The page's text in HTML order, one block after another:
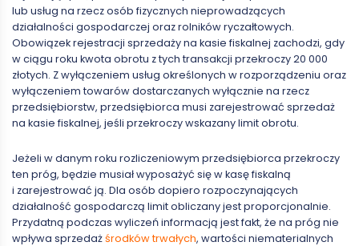
lub usług na rzecz osób fizycznych nieprowadzących
działalności gospodarczej oraz rolników ryczałtowych.
Obowiązek rejestracji sprzedaży na kasie fiskalnej zachodzi, gdy
w ciągu roku kwota obrotu z tych transakcji przekroczy 20 000
złotych. Z wyłączeniem usług określonych w rozporządzeniu oraz
wyłączeniem towarów dostarczanych wyłącznie na rzecz
przedsiębiorstw, przedsiębiorca musi zarejestrować sprzedaż
na kasie fiskalnej, jeśli przekroczy wskazany limit obrotu.
Jeżeli w danym roku rozliczeniowym przedsiębiorca przekroczy
ten próg, będzie musiał wyposażyć się w kasę fiskalną
i zarejestrować ją. Dla osób dopiero rozpoczynających
działalność gospodarczą limit obliczany jest proporcjonalnie.
Przydatną podczas wyliczeń informacją jest fakt, że na próg nie
wpływa sprzedażśrodków trwałych, wartości niematerialnych